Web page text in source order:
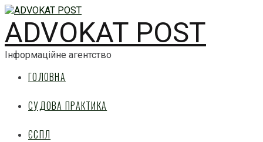
ADVOKAT POST
Інформаційне агентство
ГОЛОВНА
СУДОВА ПРАКТИКА
ЄСПЛ